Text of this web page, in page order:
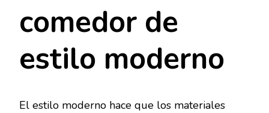
comedor de
estilo moderno
El estilo moderno hace que los materiales